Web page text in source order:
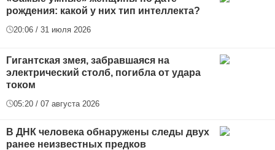
рождения: какой у них тип интеллекта?
20:06 / 31 июля 2026
Гигантская змея, забравшаяся на
электрический столб, погибла от удара
током
05:20 / 07 августа 2026
В ДНК человека обнаружены следы двух
ранее неизвестных предков